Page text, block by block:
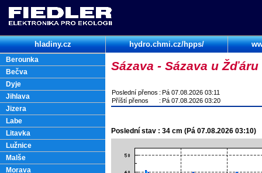
hladiny.cz hydro.chmi.cz/hpps/
Berounka
Bečva
Dyje
Jihlava
Jizera
Labe
Litavka
Lužnice
Malše
Morava
Sázava - Sázava u Žďáru
Poslední přenos : Pá 07.08.2026 03:11
Příští přenos
: Pá 07.08.2026 03:20
Poslední stav : 34 cm (Pá 07.08.2026 03:10)